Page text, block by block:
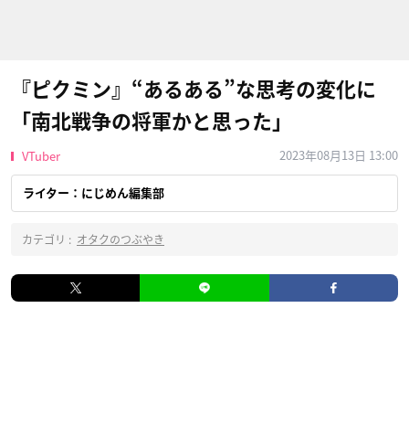
『ピクミン』“あるある”な思考の変化に
「南北戦争の将軍かと思った」
VTuber 2023年08月13日 13:00
ライター：にじめん編集部
カテゴリ : オタクのつぶやき